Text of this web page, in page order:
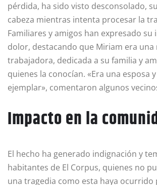
pérdida, ha sido visto desconsolado,
cabeza mientras intenta procesar la
Familiares y amigos han expresado su
dolor, destacando que Miriam era una
trabajadora, dedicada a su familia y
quienes la conocían. «Era una esposa
ejemplar», comentaron algunos
Impacto en la
El hecho ha generado indignación y
habitantes de El Corpus, quienes no
una tragedia como esta haya ocurrido